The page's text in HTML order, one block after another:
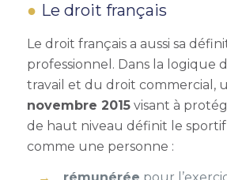
Le droit français
Le droit français a aussi sa
professionnel. Dans la logique
travail et du droit commercial,
novembre 2015visant à
de haut niveau définit le sportif
comme une personne :